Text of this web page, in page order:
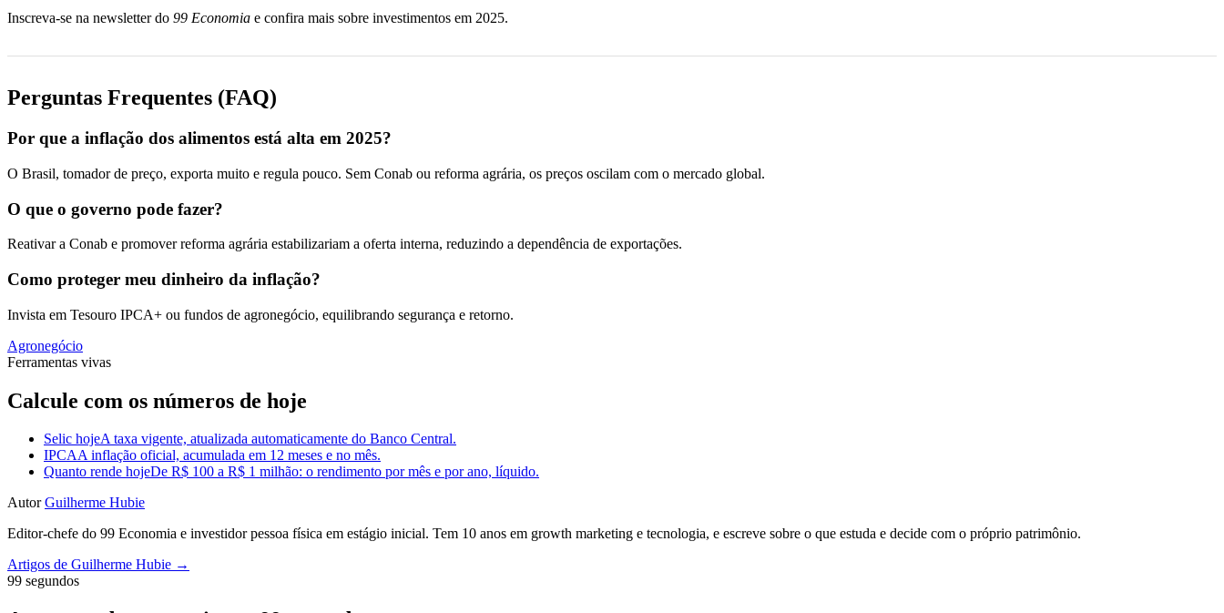
Inscreva-se na newsletter do 99 Economia e confira mais sobre investimentos em 2025.
Perguntas Frequentes (FAQ)
Por que a inflação dos alimentos está alta em 2025?
O Brasil, tomador de preço, exporta muito e regula pouco. Sem Conab ou reforma agrária, os preços oscilam com o mercado global.
O que o governo pode fazer?
Reativar a Conab e promover reforma agrária estabilizariam a oferta interna, reduzindo a dependência de exportações.
Como proteger meu dinheiro da inflação?
Invista em Tesouro IPCA+ ou fundos de agronegócio, equilibrando segurança e retorno.
Agronegócio
Ferramentas vivas
Calcule com os números de hoje
Selic hojeA taxa vigente, atualizada automaticamente do Banco Central.
IPCAA inflação oficial, acumulada em 12 meses e no mês.
Quanto rende hojeDe R$ 100 a R$ 1 milhão: o rendimento por mês e por ano, líquido.
Autor Guilherme Hubie
Editor-chefe do 99 Economia e investidor pessoa física em estágio inicial. Tem 10 anos em growth marketing e tecnologia, e escreve sobre o que estuda e decide com o próprio patrimônio.
Artigos de Guilherme Hubie →
99 segundos